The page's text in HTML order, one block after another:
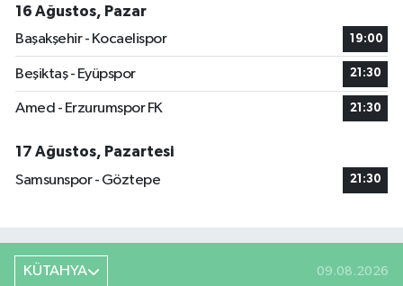
16 Ağustos, Pazar
Başakşehir - Kocaelispor
19:00
Beşiktaş - Eyüpspor 21:30
Amed - Erzurumspor FK 21:30
17 Ağustos, Pazartesi
Samsunspor - Göztepe
21:30
KÜTAHYA 09.08.2026